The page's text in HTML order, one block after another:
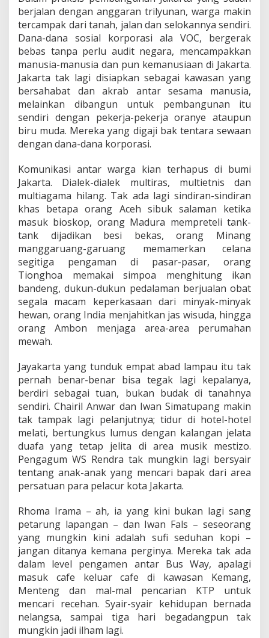
berjalan dengan anggaran trilyunan, warga makin
tercampak dari tanah, jalan dan selokannya sendiri.
Dana-dana sosial korporasi ala VOC, bergerak
bebas tanpa perlu audit negara, mencampakkan
manusia-manusia dan pun kemanusiaan di Jakarta.
Jakarta tak lagi disiapkan sebagai kawasan yang
bersahabat dan akrab antar sesama manusia,
melainkan dibangun untuk pembangunan itu
sendiri dengan pekerja-pekerja oranye ataupun
biru muda. Mereka yang digaji bak tentara sewaan
dengan dana-dana korporasi.
Komunikasi antar warga kian terhapus di bumi
Jakarta. Dialek-dialek multiras, multietnis dan
multiagama hilang. Tak ada lagi sindiran-sindiran
khas betapa orang Aceh sibuk salaman ketika
masuk bioskop, orang Madura mempreteli tank-
tank dijadikan besi bekas, orang Minang
manggaruang-garuang memamerkan celana
segitiga pengaman di pasar-pasar, orang
Tionghoa memakai simpoa menghitung ikan
bandeng, dukun-dukun pedalaman berjualan obat
segala macam keperkasaan dari minyak-minyak
hewan, orang India menjahitkan jas wisuda, hingga
orang Ambon menjaga area-area perumahan
mewah.
Jayakarta yang tunduk empat abad lampau itu tak
pernah benar-benar bisa tegak lagi kepalanya,
berdiri sebagai tuan, bukan budak di tanahnya
sendiri. Chairil Anwar dan Iwan Simatupang makin
tak tampak lagi pelanjutnya; tidur di hotel-hotel
melati, bertungkus lumus dengan kalangan jelata
duafa yang tetap jelita di area musik mestizo.
Pengagum WS Rendra tak mungkin lagi bersyair
tentang anak-anak yang mencari bapak dari area
persatuan para pelacur kota Jakarta.
Rhoma Irama – ah, ia yang kini bukan lagi sang
petarung lapangan – dan Iwan Fals – seseorang
yang mungkin kini adalah sufi seduhan kopi –
jangan ditanya kemana perginya. Mereka tak ada
dalam level pengamen antar Bus Way, apalagi
masuk cafe keluar cafe di kawasan Kemang,
Menteng dan mal-mal pencarian KTP untuk
mencari recehan. Syair-syair kehidupan bernada
nelangsa, sampai tiga hari begadangpun tak
mungkin jadi ilham lagi.